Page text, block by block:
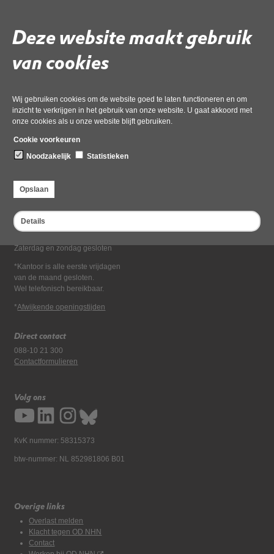
Deze website maakt gebruik
van cookies
Wij gebruiken cookies om de website goed te laten functioneren en om
inzicht te verkrijgen in het gebruik van onze website. U gaat akkoord met
onze cookies als u onze website blijft gebruiken.
Cookie voorkeuren
Noodzakelijk
Statistieken
Opslaan
Details
Bezoekadres
Dampten 2, 1624 NR Hoorn
Postbus 2095, 1620 EB Hoorn
Openingstijden kantoor
Maandag tot en met vrijdag*
van 08:00 tot 16:30
Zaterdag en zondag gesloten
*Kantoor is alle eerste vrijdagen
van de maand gesloten.
Wel telefonisch bereikbaar.
*Afwijkende openingstijden
Direct contact
088-10 21 300
Contactformulieren
Volg ons
KvK nummer: 58315373
btw-nummer: NL 852981806 B01
Overige links
Overlast melden
Klacht tegen OD NHN
Contact